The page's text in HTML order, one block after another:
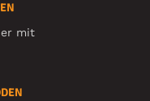
mit